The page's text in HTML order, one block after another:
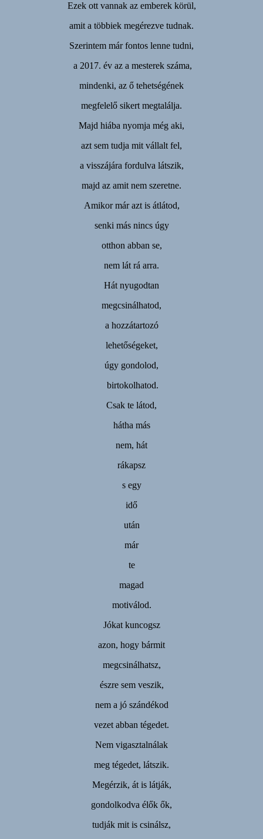
Ezek ott vannak az emberek körül,
amit a többiek megérezve tudnak.
Szerintem már fontos lenne tudni,
a 2017. év az a mesterek száma,
mindenki, az ő tehetségének
megfelelő sikert megtalálja.
Majd hiába nyomja még aki,
azt sem tudja mit vállalt fel,
a visszájára fordulva látszik,
majd az amit nem szeretne.
Amikor már azt is átlátod,
senki más nincs úgy
otthon abban se,
nem lát rá arra.
Hát nyugodtan
megcsinálhatod,
a hozzátartozó
lehetőségeket,
úgy gondolod,
birtokolhatod.
Csak te látod,
hátha más
nem, hát
rákapsz
s egy
idő
után
már
te
magad
motiválod.
Jókat kuncogsz
azon, hogy bármit
megcsinálhatsz,
észre sem veszik,
nem a jó szándékod
vezet abban tégedet.
Nem vigasztalnálak
meg tégedet, látszik.
Megérzik, át is látják,
gondolkodva élők ők,
tudják mit is csinálsz,